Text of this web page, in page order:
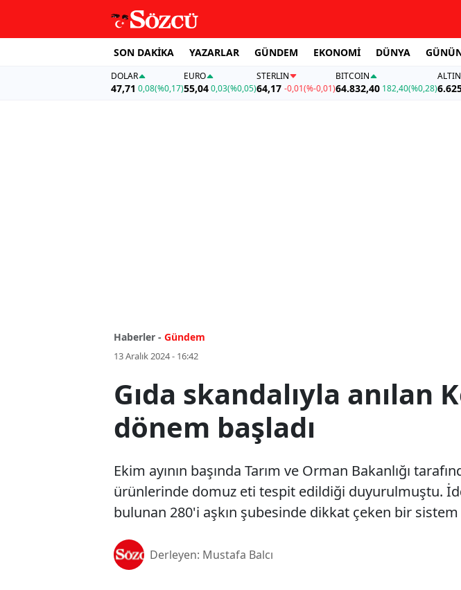
SON DAKİKA YAZARLAR GÜNDEM EKONOMİ DÜNYA
DOLAR
47,71 0,08(%0,17)
EURO
55,04 0,03(%0,05)
STERLIN
64,17 -0,01(%-0,01)
BITCOIN
64.832,40 182,40(%0,28)
ALTIN
Haberler - Gündem
13 Aralık 2024 - 16:42
Gıda skandalıyla
dönem başladı
Ekim ayının başında Tarım ve Orman Bakanlığı
ürünlerinde domuz eti tespit edildiği duyurulmuştu.
bulunan 280'i aşkın şubesinde dikkat çeken bir
Derleyen: Mustafa Balcı